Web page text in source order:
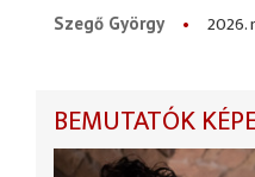
Szegő György
2026.
BEMUTATÓK